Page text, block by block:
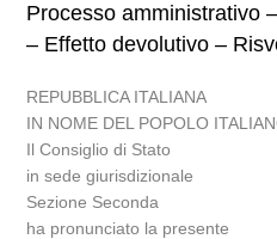
Processo amministrativo
– Effetto devolutivo –
REPUBBLICA ITALIANA
IN NOME DEL POPOLO
Il Consiglio di Stato
in sede giurisdizionale
Sezione Seconda
ha pronunciato la presente